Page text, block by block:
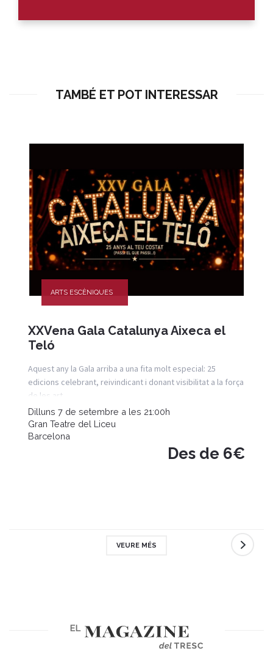
TAMBÉ ET POT INTERESSAR
ARTS ESCÈNIQUES
XXVena Gala Catalunya Aixeca el
Teló
Aquest any la Gala arriba a una fita molt especial: 25
edicions celebrant, reivindicant i donant visibilitat a la força
de les art
Dilluns 7 de setembre a les 21:00h
Gran Teatre del Liceu
Barcelona
Des de 6€
VEURE MÉS